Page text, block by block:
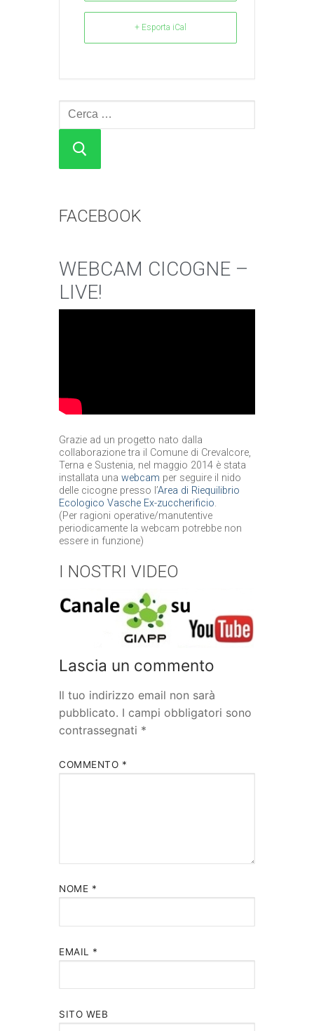
+ Esporta iCal
Cerca:
FACEBOOK
WEBCAM CICOGNE –
LIVE!
Grazie ad un progetto nato dalla
collaborazione tra il Comune di Crevalcore,
Terna e Sustenia, nel maggio 2014 è stata
installata una webcam per seguire il nido
delle cicogne presso l’Area di Riequilibrio
Ecologico Vasche Ex-zuccherificio.
(Per ragioni operative/manutentive
periodicamente la webcam potrebbe non
essere in funzione)
I NOSTRI VIDEO
Lascia un commento
Il tuo indirizzo email non sarà
pubblicato. I campi obbligatori sono
contrassegnati *
COMMENTO *
NOME *
EMAIL *
SITO WEB